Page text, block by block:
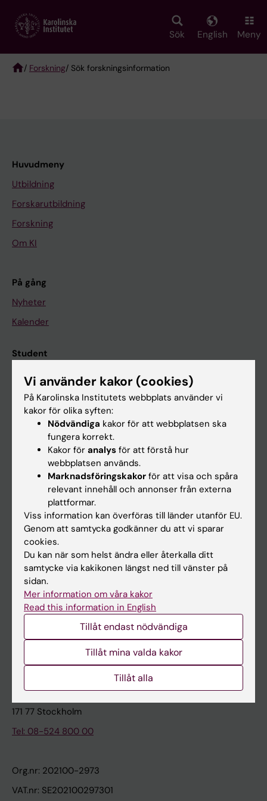
main
Sök English Meny
/ Forskning/ Sök forskningsinformation
Huvudmeny
Utbildning
Forskarutbildning
Forskning
Om KI
På gång
Nyheter
Kalender
Student
Ladok
Canvas
Schema
Studentmejlen
Kurs- och programwebbar
Student på KI
Medarbetare
Medarbetarportalen
Kontakta och besök KI
Universitetsbiblioteket
Stöd forskning och utbildning
Karolinska Institutet Innovation
Kontakta presstjänsten
Karolinska Institutet
171 77 Stockholm
Tel: 08-524 800 00
Org.nr: 202100-2973
VAT.nr: SE202100297301
Vi använder kakor (cookies)
På Karolinska Institutets webbplats använder vi
kakor för olika syften:
Nödvändiga kakor för att webbplatsen ska
fungera korrekt.
Kakor för analys för att förstå hur
webbplatsen används.
Marknadsföringskakor för att visa och spåra
relevant innehåll och annonser från externa
plattformar.
Viss information kan överföras till länder utanför EU.
Genom att samtycka godkänner du att vi sparar
cookies.
Du kan när som helst ändra eller återkalla ditt
samtycke via kakikonen längst ned till vänster på
sidan.
Mer information om våra kakor
Read this information in English
Tillåt endast nödvändiga
Tillåt mina valda kakor
Tillåt alla